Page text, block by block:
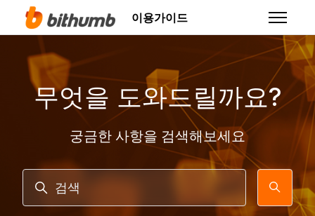
주 콘텐츠로 건너뛰기
이용가이드 탐색 메
무엇을 도와드릴까요?
궁금한 사항을 검색해보세요
검색